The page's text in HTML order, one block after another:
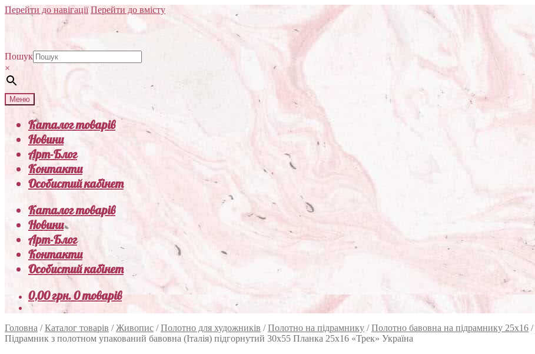
Перейти до навігації Перейти до вмісту
Пошук
×
Меню
Каталог товарів
Новини
Арт-Блог
Контакти
Особистий кабінет
Каталог товарів
Новини
Арт-Блог
Контакти
Особистий кабінет
0,00грн.0 товарів
Головна /Каталог товарів /Живопис /Полотно для художників /Полотно на підрамнику /Полотно бавовна на підрамнику 25х16 /
Підрамник з полотном упакований бавовна (Італія) підгорнутий 30х55 Планка 25х16 «Трек» Україна